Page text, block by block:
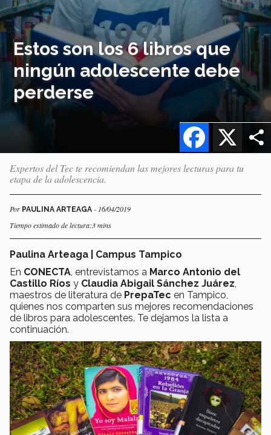
Estos son los 6 libros que
ningún adolescente debe
perderse
X
Facebook
Expertos del Tec te recomiendan las mejores lecturas para tu
etapa de la adolescencia.
Por PAULINA ARTEAGA - 16/04/2019
Tiempo estimado de lectura:3 mins
Paulina Arteaga | Campus Tampico
En CONECTA , entrevistamos a Marco Antonio del
Castillo Ríos y Claudia Abigail Sánchez Juárez
maestros de literatura de PrepaTec en Tampico,
quienes nos comparten sus mejores recomendaciones
de libros para adolescentes. Te dejamos la lista a
continuación.